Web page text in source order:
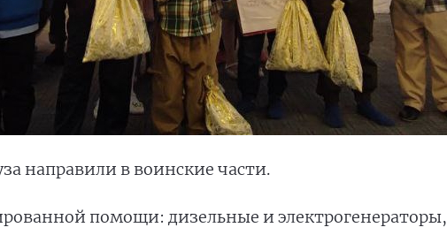
направили в воинские части.
помощи: дизельные и электрогенераторы,